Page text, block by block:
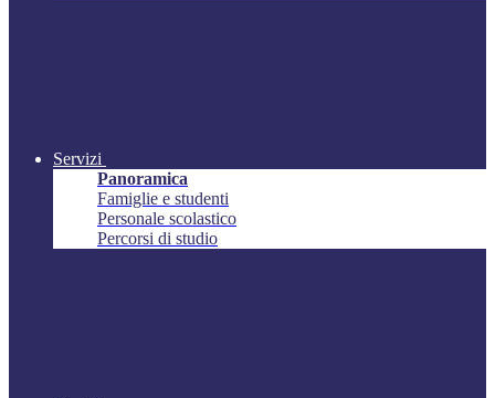
Servizi
Panoramica
Famiglie e studenti
Personale scolastico
Percorsi di studio